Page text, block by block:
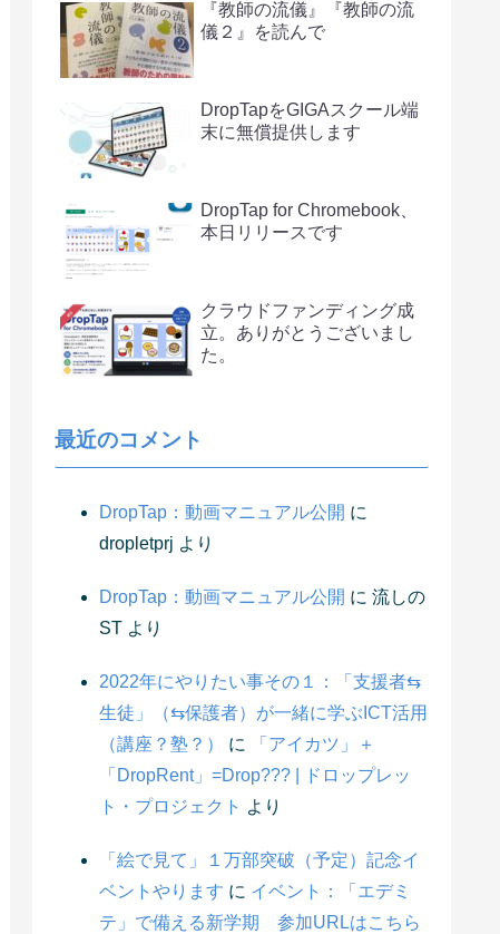
『教師の流儀』『教師の流
儀２』を読んで
DropTapをGIGAスクール端
末に無償提供します
DropTap for Chromebook、
本日リリースです
クラウドファンディング成
立。ありがとうございまし
た。
最近のコメント
DropTap：動画マニュアル公開 に
dropletprj より
DropTap：動画マニュアル公開 に 流しの
ST より
2022年にやりたい事その１：「支援者⇆
生徒」（⇆保護者）が一緒に学ぶICT活用
（講座？塾？）
に
「アイカツ」＋
「DropRent」=Drop??? | ドロップレッ
ト・プロジェクト より
「絵で見て」１万部突破（予定）記念イ
ベントやります に イベント：「エデミ
テ」で備える新学期 参加URLはこちら